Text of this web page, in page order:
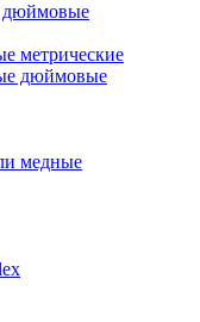
метрические
дюймовые
медные